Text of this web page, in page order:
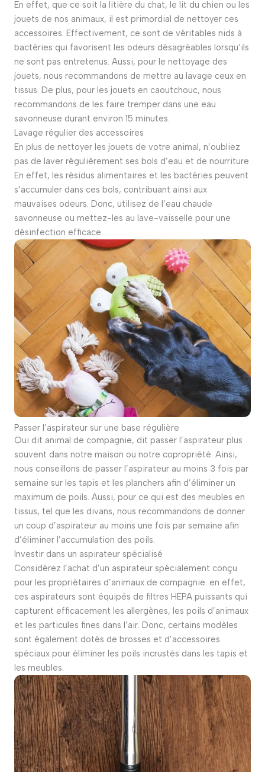
En effet, que ce soit la litière du chat, le lit du chien ou les
jouets de nos animaux, il est primordial de nettoyer ces
accessoires. Effectivement, ce sont de véritables nids à
bactéries qui favorisent les odeurs désagréables lorsqu’ils
ne sont pas entretenus. Aussi, pour le nettoyage des
jouets, nous recommandons de mettre au lavage ceux en
tissus. De plus, pour les jouets en caoutchouc, nous
recommandons de les faire tremper dans une eau
savonneuse durant environ 15 minutes.
Lavage régulier des accessoires
En plus de nettoyer les jouets de votre animal, n’oubliez
pas de laver régulièrement ses bols d’eau et de nourriture.
En effet, les résidus alimentaires et les bactéries peuvent
s’accumuler dans ces bols, contribuant ainsi aux
mauvaises odeurs. Donc, utilisez de l’eau chaude
savonneuse ou mettez-les au lave-vaisselle pour une
désinfection efficace.
Passer l’aspirateur sur une base régulière
Qui dit animal de compagnie, dit passer l’aspirateur plus
souvent dans notre maison ou notre copropriété. Ainsi,
nous conseillons de passer l’aspirateur au moins 3 fois par
semaine sur les tapis et les planchers afin d’éliminer un
maximum de poils. Aussi, pour ce qui est des meubles en
tissus, tel que les divans, nous recommandons de donner
un coup d’aspirateur au moins une fois par semaine afin
d’éliminer l’accumulation des poils.
Investir dans un aspirateur spécialisé
Considérez l’achat d’un aspirateur spécialement conçu
pour les propriétaires d’animaux de compagnie. en effet,
ces aspirateurs sont équipés de filtres HEPA puissants qui
capturent efficacement les allergènes, les poils d’animaux
et les particules fines dans l’air. Donc, certains modèles
sont également dotés de brosses et d’accessoires
spéciaux pour éliminer les poils incrustés dans les tapis et
les meubles.